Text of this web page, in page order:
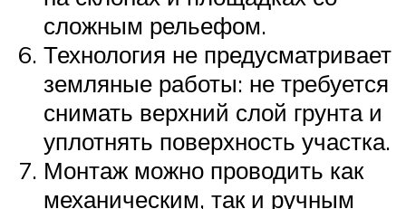
сложным рельефом.
Технология не предусматривает
земляные работы: не требуется
снимать верхний слой грунта и
уплотнять поверхность участка.
Монтаж можно проводить как
механическим, так и ручным